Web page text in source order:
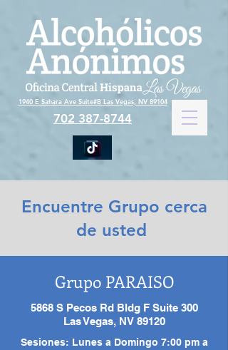
1940 E Sahara Ave Suite#B Las Vegas, NV 89104
702 387-8744
Encuentre Grupo cerca
de usted
Grupo PARAISO
5868 S Pecos Rd Bldg F Suite 300
Las Vegas, NV 89120
Sesiones: Lunes a Domingo 7:00 pm a